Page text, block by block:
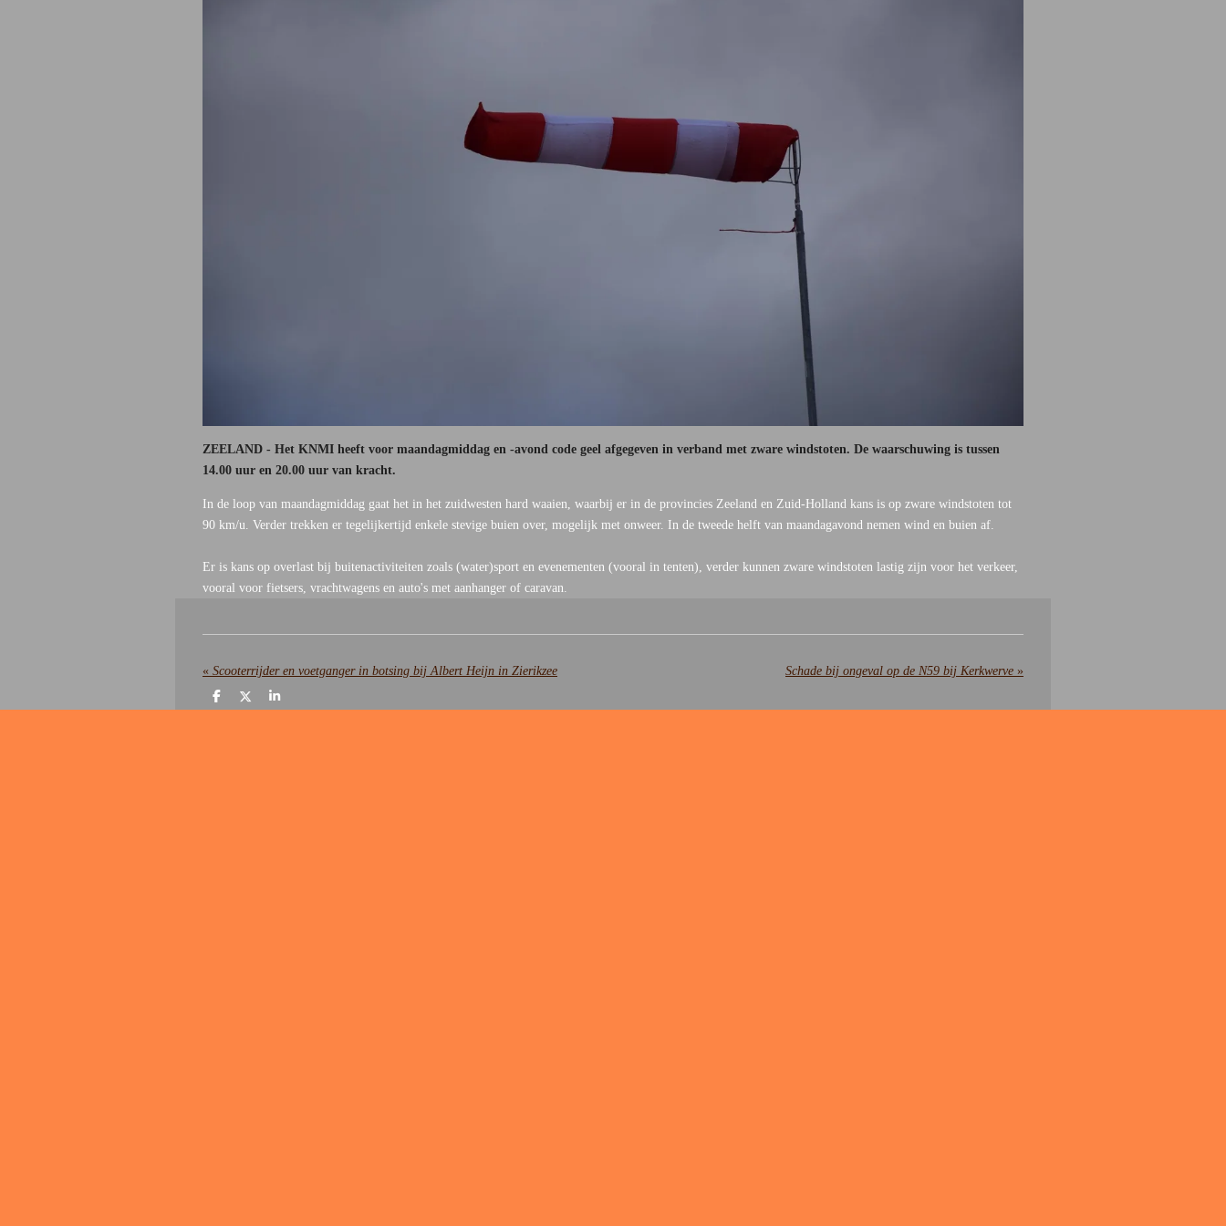
ZEELAND - Het KNMI heeft voor maandagmiddag en -avond code geel afgegeven in verband met zware windstoten. De waarschuwing is tussen
14.00 uur en 20.00 uur van kracht.
In de loop van maandagmiddag gaat het in het zuidwesten hard waaien, waarbij er in de provincies Zeeland en Zuid-Holland kans is op zware windstoten tot
90 km/u. Verder trekken er tegelijkertijd enkele stevige buien over, mogelijk met onweer. In de tweede helft van maandagavond nemen wind en buien af.
Er is kans op overlast bij buitenactiviteiten zoals (water)sport en evenementen (vooral in tenten), verder kunnen zware windstoten lastig zijn voor het verkeer,
vooral voor fietsers, vrachtwagens en auto's met aanhanger of caravan.
« Scooterrijder en voetganger in botsing bij Albert Heijn in Zierikzee Schade bij ongeval op de N59 bij Kerkwerve »
D
e
D
e
S
h